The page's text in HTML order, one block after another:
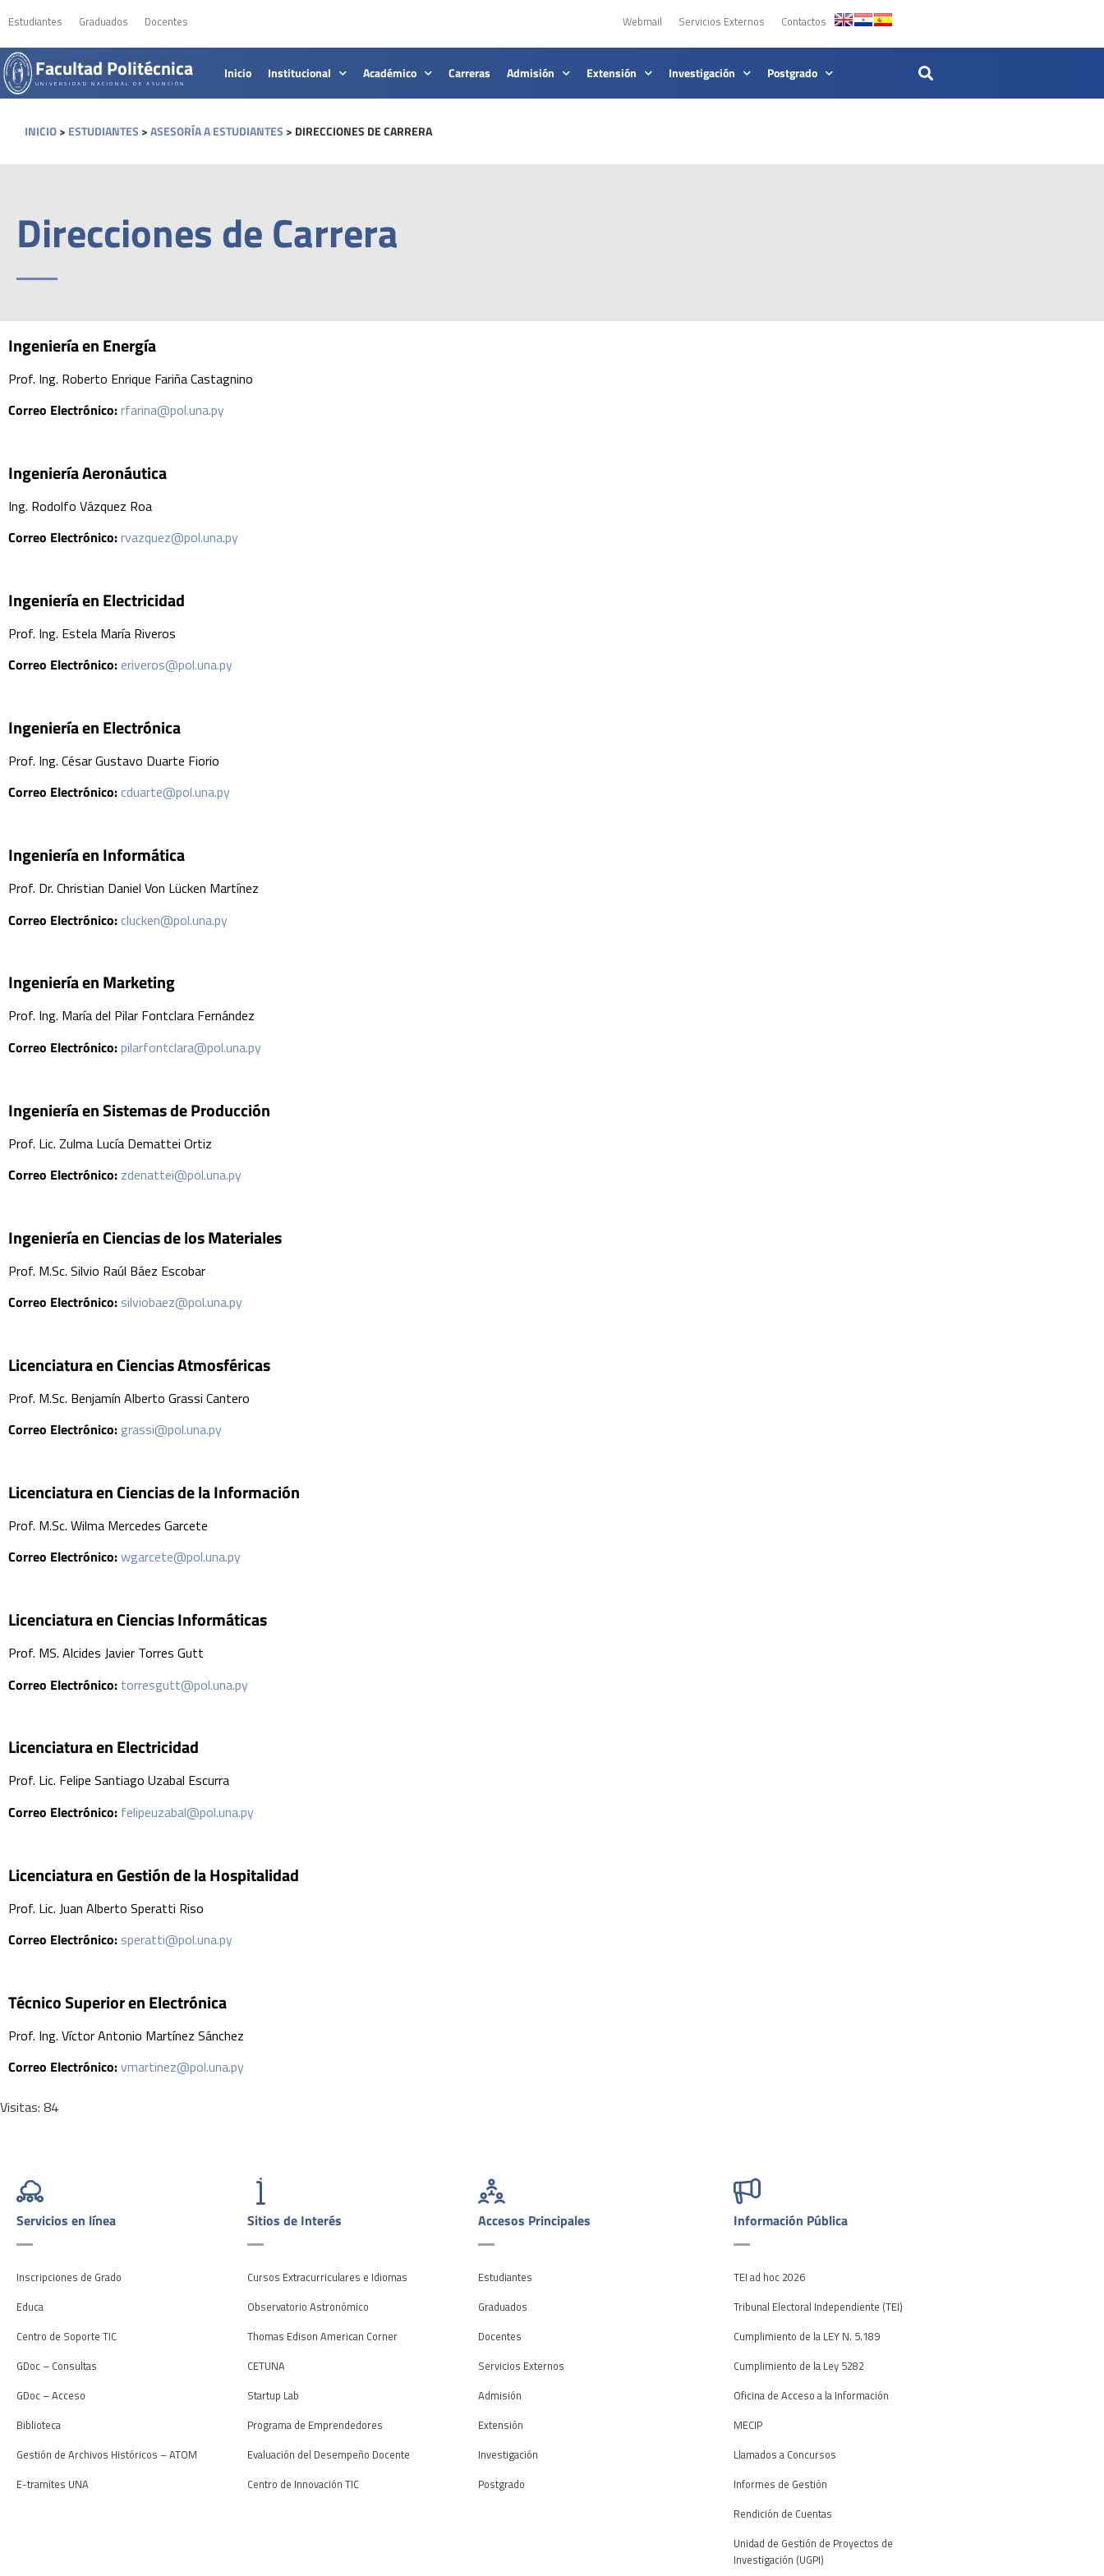
Estudiantes Graduados Docentes Webmail Servicios Externos Contactos
Facultad Politécnica
UNIVERSIDAD NACIONAL DE ASUNCIÓN
Inicio Institucional Académico Carreras Admisión Extensión Investigación Postgrado
INICIO > ESTUDIANTES > ASESORÍA A ESTUDIANTES > DIRECCIONES DE CARRERA
Direcciones de Carrera
Ingeniería en Energía
Prof. Ing. Roberto Enrique Fariña Castagnino
Correo Electrónico:rfarina@pol.una.py
Ingeniería Aeronáutica
Ing. Rodolfo Vázquez Roa
Correo Electrónico:rvazquez@pol.una.py
Ingeniería en Electricidad
Prof. Ing. Estela María Riveros
Correo Electrónico:eriveros@pol.una.py
Ingeniería en Electrónica
Prof. Ing. César Gustavo Duarte Fiorio
Correo Electrónico:cduarte@pol.una.py
Ingeniería en Informática
Prof. Dr. Christian Daniel Von Lücken Martínez
Correo Electrónico:clucken@pol.una.py
Ingeniería en Marketing
Prof. Ing. María del Pilar Fontclara Fernández
Correo Electrónico:pilarfontclara@pol.una.py
Ingeniería en Sistemas de Producción
Prof. Lic. Zulma Lucía Demattei Ortiz
Correo Electrónico: zdenattei@pol.una.py
Ingeniería en Ciencias de los Materiales
Prof. M.Sc. Silvio Raúl Báez Escobar
Correo Electrónico: silviobaez@pol.una.py
Licenciatura en Ciencias Atmosféricas
Prof. M.Sc. Benjamín Alberto Grassi Cantero
Correo Electrónico:grassi@pol.una.py
Licenciatura en Ciencias de la Información
Prof. M.Sc. Wilma Mercedes Garcete
Correo Electrónico:wgarcete@pol.una.py
Licenciatura en Ciencias Informáticas
Prof. MS. Alcides Javier Torres Gutt
Correo Electrónico: torresgutt@pol.una.py
Licenciatura en Electricidad
Prof. Lic. Felipe Santiago Uzabal Escurra
Correo Electrónico: felipeuzabal@pol.una.py
Licenciatura en Gestión de la Hospitalidad
Prof. Lic. Juan Alberto Speratti Riso
Correo Electrónico: speratti@pol.una.py
Técnico Superior en Electrónica
Prof. Ing. Víctor Antonio Martínez Sánchez
Correo Electrónico:vmartinez@pol.una.py
Visitas: 84
Servicios en línea
Inscripciones de Grado
Educa
Centro de Soporte TIC
GDoc – Consultas
GDoc – Acceso
Biblioteca
Gestión de Archivos Históricos – ATOM
E-tramites UNA
Sitios de Interés
Cursos Extracurriculares e Idiomas
Observatorio Astronómico
Thomas Edison American Corner
CETUNA
Startup Lab
Programa de Emprendedores
Evaluación del Desempeño Docente
Centro de Innovación TIC
Accesos Principales
Estudiantes
Graduados
Docentes
Servicios Externos
Admisión
Extensión
Investigación
Postgrado
Información Pública
TEI ad hoc 2026
Tribunal Electoral Independiente (TEI)
Cumplimiento de la LEY N. 5.189
Cumplimiento de la Ley 5282
Oficina de Acceso a la Información
MECIP
Llamados a Concursos
Informes de Gestión
Rendición de Cuentas
Unidad de Gestión de Proyectos de
Investigación (UGPI)